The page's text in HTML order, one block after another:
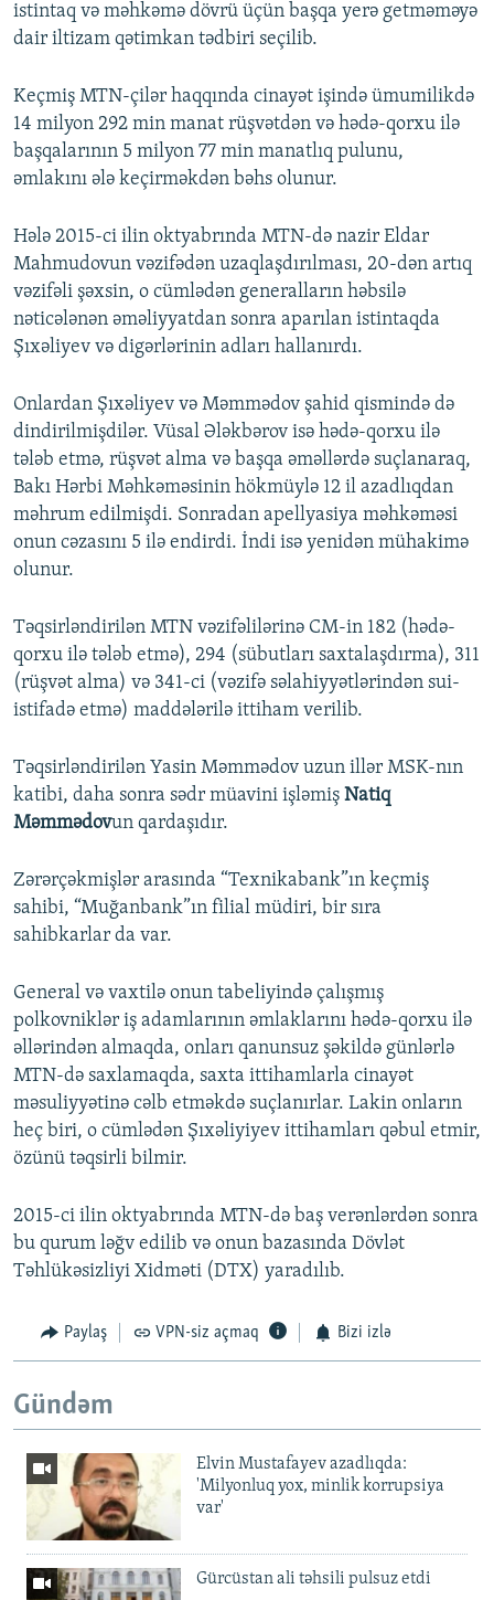
istintaq və məhkəmə dövrü üçün başqa yerə getməməyə
dair iltizam qətimkan tədbiri seçilib.
Keçmiş MTN-çilər haqqında cinayət işində ümumilikdə
14 milyon 292 min manat rüşvətdən və hədə-qorxu ilə
başqalarının 5 milyon 77 min manatlıq pulunu,
əmlakını ələ keçirməkdən bəhs olunur.
Hələ 2015-ci ilin oktyabrında MTN-də nazir Eldar
Mahmudovun vəzifədən uzaqlaşdırılması, 20-dən artıq
vəzifəli şəxsin, o cümlədən generalların həbsilə
nəticələnən əməliyyatdan sonra aparılan istintaqda
Şıxəliyev və digərlərinin adları hallanırdı.
Onlardan Şıxəliyev və Məmmədov şahid qismində də
dindirilmişdilər. Vüsal Ələkbərov isə hədə-qorxu ilə
tələb etmə, rüşvət alma və başqa əməllərdə suçlanaraq,
Bakı Hərbi Məhkəməsinin hökmüylə 12 il azadlıqdan
məhrum edilmişdi. Sonradan apellyasiya məhkəməsi
onun cəzasını 5 ilə endirdi. İndi isə yenidən mühakimə
olunur.
Təqsirləndirilən MTN vəzifəlilərinə CM-in 182 (hədə-
qorxu ilə tələb etmə), 294 (sübutları saxtalaşdırma), 311
(rüşvət alma) və 341-ci (vəzifə səlahiyyətlərindən sui-
istifadə etmə) maddələrilə ittiham verilib.
Təqsirləndirilən Yasin Məmmədov uzun illər MSK-nın
katibi, daha sonra sədr müavini işləmiş Natiq
Məmmədovun qardaşıdır.
Zərərçəkmişlər arasında “Texnikabank”ın keçmiş
sahibi, “Muğanbank”ın filial müdiri, bir sıra
sahibkarlar da var.
General və vaxtilə onun tabeliyində çalışmış
polkovniklər iş adamlarının əmlaklarını hədə-qorxu ilə
əllərindən almaqda, onları qanunsuz şəkildə günlərlə
MTN-də saxlamaqda, saxta ittihamlarla cinayət
məsuliyyətinə cəlb etməkdə suçlanırlar. Lakin onların
heç biri, o cümlədən Şıxəliyiyev ittihamları qəbul etmir,
özünü təqsirli bilmir.
2015-ci ilin oktyabrında MTN-də baş verənlərdən sonra
bu qurum ləğv edilib və onun bazasında Dövlət
Təhlükəsizliyi Xidməti (DTX) yaradılıb.
Paylaş VPN-siz açmaq Bizi izlə
Gündəm
Elvin Mustafayev azadlıqda:
'Milyonluq yox, minlik korrupsiya
var'
Gürcüstan ali təhsili pulsuz etdi